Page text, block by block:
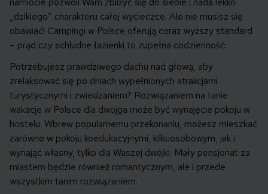
„dzikiego” charakteru całej wycieczce. Ale nie musisz się
obawiać! Campingi w Polsce oferują coraz wyższy standard
– prąd czy schludne łazienki to zupełna codzienność.
Potrzebujesz prawdziwego dachu nad głową, aby
zrelaksować się po dniach wypełnionych atrakcjami
turystycznymi i zwiedzaniem? Rozwiązaniem na tanie
wakacje w Polsce dla dwojga może być wynajęcie pokoju w
hostelu. Wbrew popularnemu przekonaniu, możesz mieszkać
zarówno w pokoju koedukacyjnymi, kilkuosobowym, jak i
wynająć własny, tylko dla Waszej dwójki. Mały pensjonat za
miastem będzie również romantycznym, ale i przede
wszystkim tanim rozwiązaniem.